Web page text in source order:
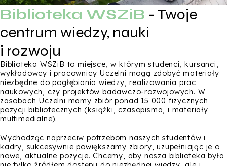
Biblioteka WSZiB - Twoje
centrum wiedzy, nauki
i rozwoju
Biblioteka WSZiB to miejsce, w którym studenci, kursanci,
wykładowcy i pracownicy Uczelni mogą zdobyć materiały
niezbędne do pogłębiania wiedzy, realizowania prac
naukowych, czy projektów badawczo-rozwojowych. W
zasobach Uczelni mamy zbiór ponad 15 000 fizycznych
pozycji bibliotecznych (książki, czasopisma, i materiały
multimedialne).
Wychodząc naprzeciw potrzebom naszych studentów i
kadry, sukcesywnie powiększamy zbiory, uzupełniając je o
nowe, aktualne pozycje. Chcemy, aby nasza biblioteka była